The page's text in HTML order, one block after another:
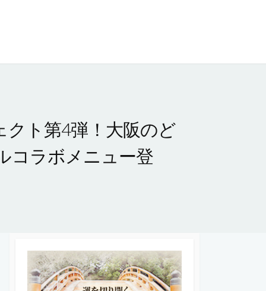
クト第4弾！大阪のど
コラボメニュー登